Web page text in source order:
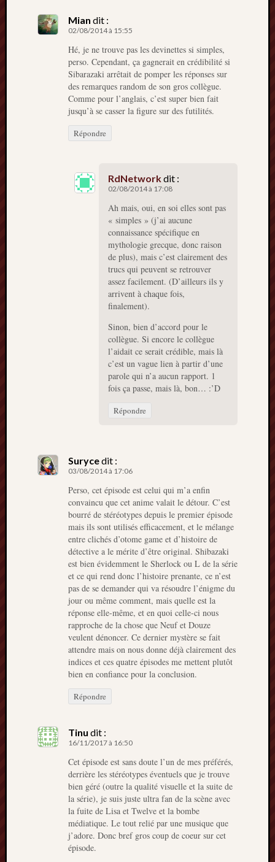
Mian dit :
02/08/2014 à 15:55
Hé, je ne trouve pas les devinettes si simples,
perso. Cependant, ça gagnerait en crédibilité si
Sibarazaki arrêtait de pomper les réponses sur
des remarques random de son gros collègue.
Comme pour l’anglais, c’est super bien fait
jusqu’à se casser la figure sur des futilités.
Répondre
RdNetworkdit :
02/08/2014 à 17:08
Ah mais, oui, en soi elles sont pas
« simples » (j’ai aucune
connaissance spécifique en
mythologie grecque, donc raison
de plus), mais c’est clairement des
trucs qui peuvent se retrouver
assez facilement. (D’ailleurs ils y
arrivent à chaque fois,
finalement).
Sinon, bien d’accord pour le
collègue. Si encore le collègue
l’aidait ce serait crédible, mais là
c’est un vague lien à partir d’une
parole qui n’a aucun rapport. 1
fois ça passe, mais là, bon… :’D
Répondre
Surycedit :
03/08/2014 à 17:06
Perso, cet épisode est celui qui m’a enfin
convaincu que cet anime valait le détour. C’est
bourré de stéréotypes depuis le premier épisode
mais ils sont utilisés efficacement, et le mélange
entre clichés d’otome game et d’histoire de
détective a le mérite d’être original. Shibazaki
est bien évidemment le Sherlock ou L de la série
et ce qui rend donc l’histoire prenante, ce n’est
pas de se demander qui va résoudre l’énigme du
jour ou même comment, mais quelle est la
réponse elle-même, et en quoi celle-ci nous
rapproche de la chose que Neuf et Douze
veulent dénoncer. Ce dernier mystère se fait
attendre mais on nous donne déjà clairement des
indices et ces quatre épisodes me mettent plutôt
bien en confiance pour la conclusion.
Répondre
Tinu dit :
16/11/2017 à 16:50
Cet épisode est sans doute l’un de mes préférés,
derrière les stéréotypes éventuels que je trouve
bien géré (outre la qualité visuelle et la suite de
la série), je suis juste ultra fan de la scène avec
la fuite de Lisa et Twelve et la bombe
médiatique. Le tout relié par une musique que
j’adore. Donc bref gros coup de coeur sur cet
épisode.